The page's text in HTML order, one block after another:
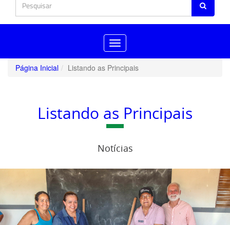
Toggle
navigation
Página Inicial
Listando as Principais
Listando as Principais
Notícias